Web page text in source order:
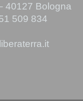
40127 Bologna
509 834